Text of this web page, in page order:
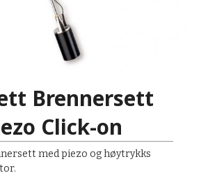
Brennersett
Click-on
med piezo og høytrykks